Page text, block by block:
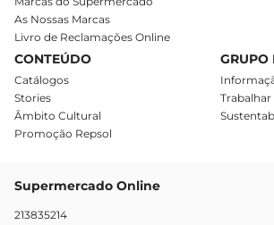
As Nossas Marcas
Livro de Reclamações Online
CONTEÚDO
Catálogos
Stories
Âmbito Cultural
Promoção Repsol
GRUPO
Supermercado Online
213835214